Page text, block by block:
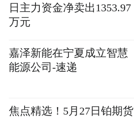
日主力资金净卖出1353.97
万元
嘉泽新能在宁夏成立智慧
能源公司-速递
焦点精选！5月27日铂期货